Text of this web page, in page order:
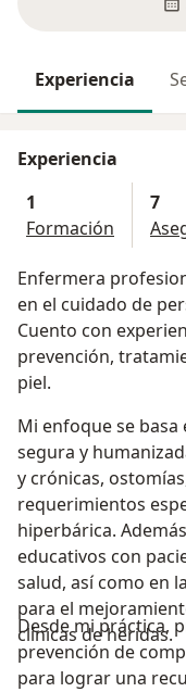
Experiencia
Experiencia
1
Formación
7
Enfermera
en el cuidado de
Cuento con experiencia liderado
prevención,
piel.
Mi enfoque se
segura y
y crónicas,
requerimientos
hiperbárica.
educativos con
salud, así como en
para el
clínicas de heridas.
Desde mi práctica,
prevención de
para lograr una